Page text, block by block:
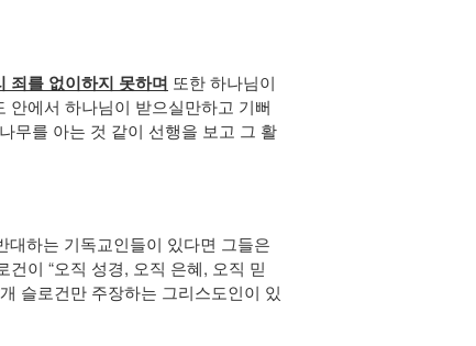
죄를 없이하지 못하며 또한 하나님이
안에서 하나님이 받으실만하고 기뻐
무를 아는 것 같이 선행을 보고 그 활
대하는 기독교인들이 있다면 그들은
이 “오직 성경, 오직 은혜, 오직 믿
슬로건만 주장하는 그리스도인이 있